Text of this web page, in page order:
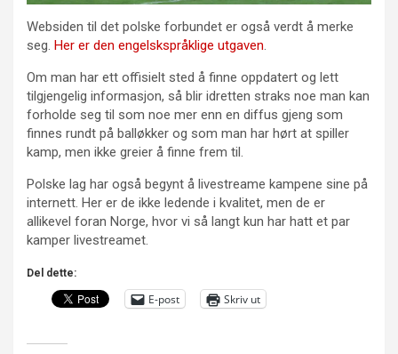
Websiden til det polske forbundet er også verdt å merke
seg. Her er den engelskspråklige utgaven.
Om man har ett offisielt sted å finne oppdatert og lett
tilgjengelig informasjon, så blir idretten straks noe man kan
forholde seg til som noe mer enn en diffus gjeng som
finnes rundt på balløkker og som man har hørt at spiller
kamp, men ikke greier å finne frem til.
Polske lag har også begynt å livestreame kampene sine på
internett. Her er de ikke ledende i kvalitet, men de er
allikevel foran Norge, hvor vi så langt kun har hatt et par
kamper livestreamet.
Del dette:
E-post Skriv ut